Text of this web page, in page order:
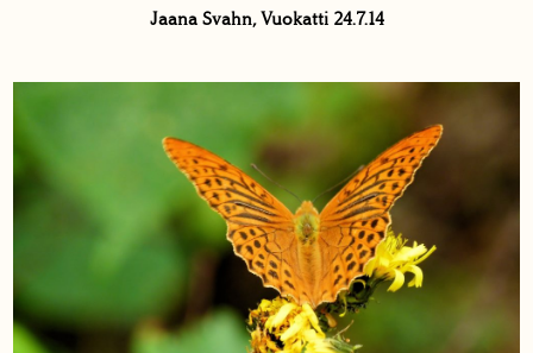
Jaana Svahn, Vuokatti 24.7.14